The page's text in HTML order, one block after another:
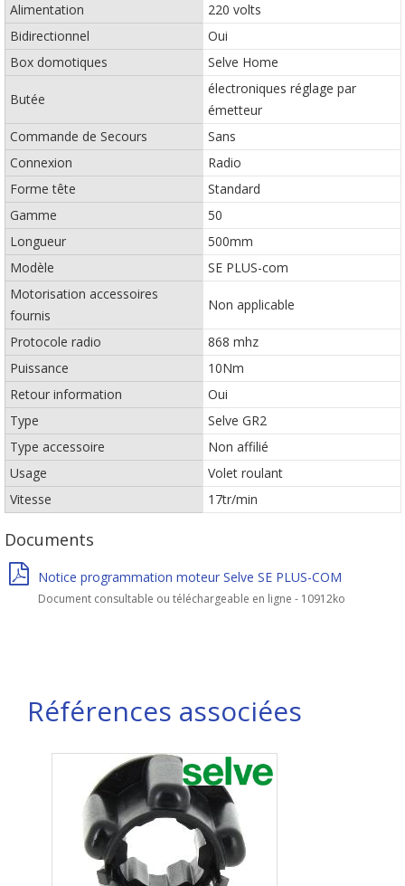
Alimentation
220 volts
Bidirectionnel
Oui
Box domotiques
Selve Home
Butée
électroniques réglage par
émetteur
Commande de Secours
Sans
Connexion
Radio
Forme tête
Standard
Gamme
50
Longueur
500mm
Modèle
SE PLUS-com
Motorisation accessoires
fournis
Non applicable
Protocole radio
868 mhz
Puissance
10Nm
Retour information
Oui
Type
Selve GR2
Type accessoire
Non affilié
Usage
Volet roulant
Vitesse
17tr/min
Documents
Notice programmation moteur Selve SE PLUS-COM
Document consultable ou téléchargeable en ligne - 10912ko
Références associées